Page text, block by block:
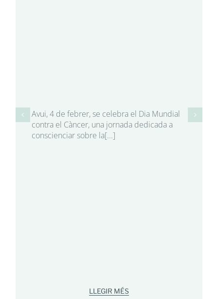
Avui, 4 de febrer, se celebra el Dia Mundial
contra el Càncer, una jornada dedicada a
conscienciar sobre la[...]
LLEGIR MÉS